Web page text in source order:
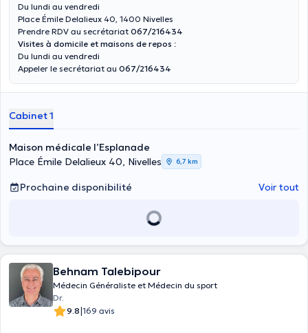
Du lundi au vendredi
Place Émile Delalieux 40, 1400 Nivelles
Prendre RDV au secrétariat 067/216434
Visites à domicile et maisons de repos :
Du lundi au vendredi
Appeler le secrétariat au 067/216434
Cabinet 1
Maison médicale l’Esplanade
Place Émile Delalieux 40, Nivelles
6,7 km
Prochaine disponibilité Voir tout
Behnam Talebipour
Médecin Généraliste et Médecin du sport
Dr.
9.8|169 avis